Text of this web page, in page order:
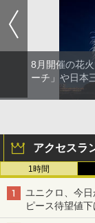
8月開催の花
ーチ」や日本
アクセスラ
1時間
ユニクロ、今
ピース待望値